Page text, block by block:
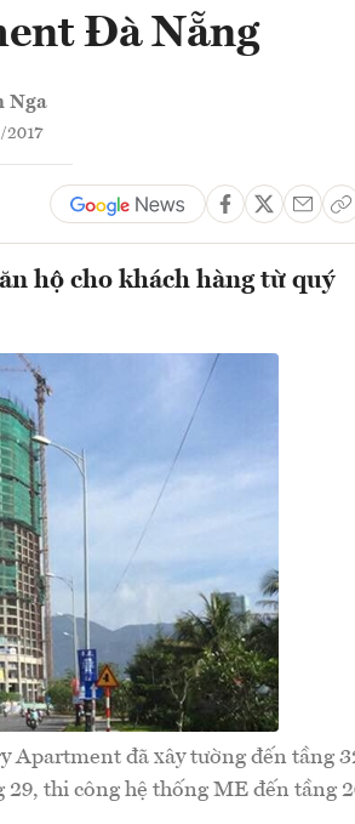
Đà Nẵng
Nga
2017
hộ cho khách hàng từ quý
Apartment đã xây tường đến tầng
thi công hệ thống ME đến tầng